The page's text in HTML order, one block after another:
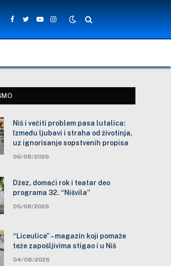
Facebook
TwitterYouTubeInstagram
Niš i večiti problem pasa lutalica:
Između ljubavi i straha od životinja,
uz ignorisanje sopstvenih propisa
06/08/2026
Džez, domaći rok i teatar deo
programa 32. “Nišvila”
05/08/2026
“Liceulice” – magazin koji pomaže
teže zapošljivima stigao i u Niš
04/08/2026